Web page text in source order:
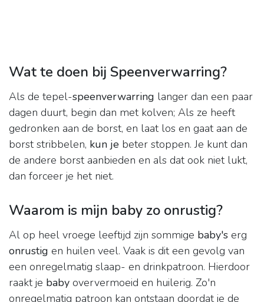
Wat te doen bij Speenverwarring?
Als de tepel-speenverwarring langer dan een paar
dagen duurt, begin dan met kolven; Als ze heeft
gedronken aan de borst, en laat los en gaat aan de
borst stribbelen, kun je beter stoppen. Je kunt dan
de andere borst aanbieden en als dat ook niet lukt,
dan forceer je het niet.
Waarom is mijn baby zo onrustig?
Al op heel vroege leeftijd zijn sommige baby's erg
onrustig en huilen veel. Vaak is dit een gevolg van
een onregelmatig slaap- en drinkpatroon. Hierdoor
raakt je baby oververmoeid en huilerig. Zo'n
onregelmatig patroon kan ontstaan doordat je de